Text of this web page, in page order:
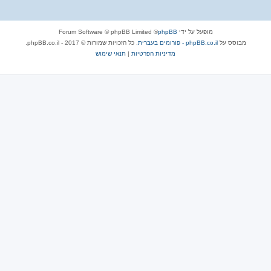
מופעל על ידי phpBB
® Forum Software © phpBB Limited
מבוסס עלphpBB.co.il - פורומים בעברית
. כל הזכויות שמורות © 2017 - phpBB.co.il.
מדיניות הפרטיות | תנאי שימוש